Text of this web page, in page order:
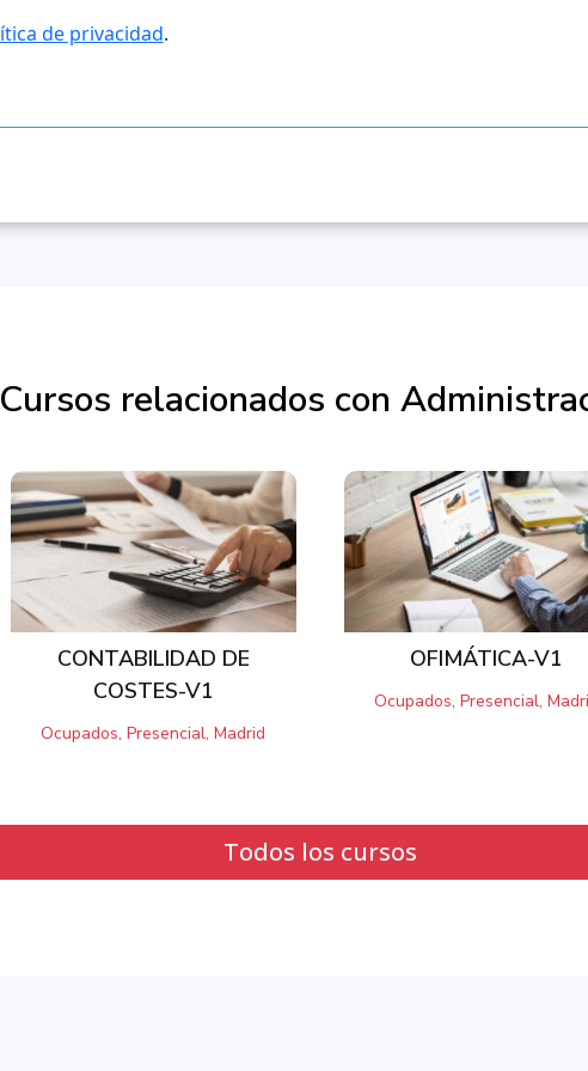
Cursos relacionados con
CONTABILIDAD DE
COSTES-V1
Ocupados, Presencial, Madrid
OFIMÁTICA-V1
Ocupados, Presencial,
Todos los cursos